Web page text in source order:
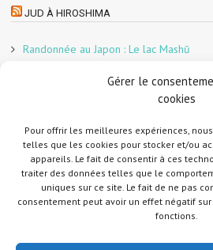
Gérer le
cookies
Pour offrir les meilleures expériences,
telles que les cookies pour stocker et/ou
appareils. Le fait de consentir à ces
traiter des données telles que le
uniques sur ce site. Le fait de ne pas
consentement peut avoir un effet négatif
fonctions.
JUD À HIROSHIMA
Randonnée au Japon : Le lac Mashū
En direct sur Adobe France !
Un café et des cabanes dans la forêt
Slow Tourism à Tomo-no-Ura
Slow tourism à Onomichi
Randonnée au Japon : Le Mont Daisen
Randonnée au Japon : Le Mont Misen